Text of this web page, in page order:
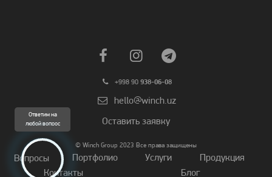
+998 90938-06-08
hello@winch.uz
Оставить заявку
© Winch Group 2023 Все права защищены
Вопросы Портфолио Услуги
Продукция
Контакты
Блог
Ответим на
любой вопрос